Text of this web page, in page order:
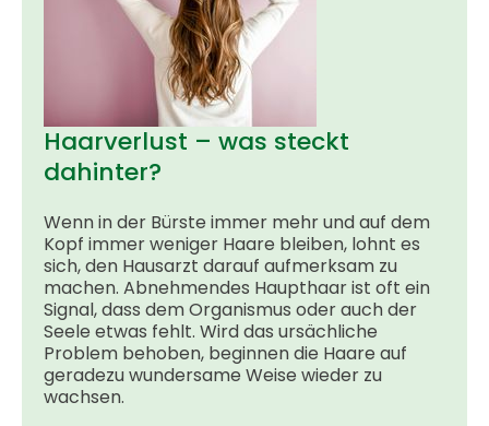
Haarverlust – was steckt
dahinter?
Wenn in der Bürste immer mehr und auf dem
Kopf immer weniger Haare bleiben, lohnt es
sich, den Hausarzt darauf aufmerksam zu
machen. Abnehmendes Haupthaar ist oft ein
Signal, dass dem Organismus oder auch der
Seele etwas fehlt. Wird das ursächliche
Problem behoben, beginnen die Haare auf
geradezu wundersame Weise wieder zu
wachsen.